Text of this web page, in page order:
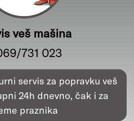
veš mašina
731 023
servis za popravku veš
24h dnevno, čak i za
praznika